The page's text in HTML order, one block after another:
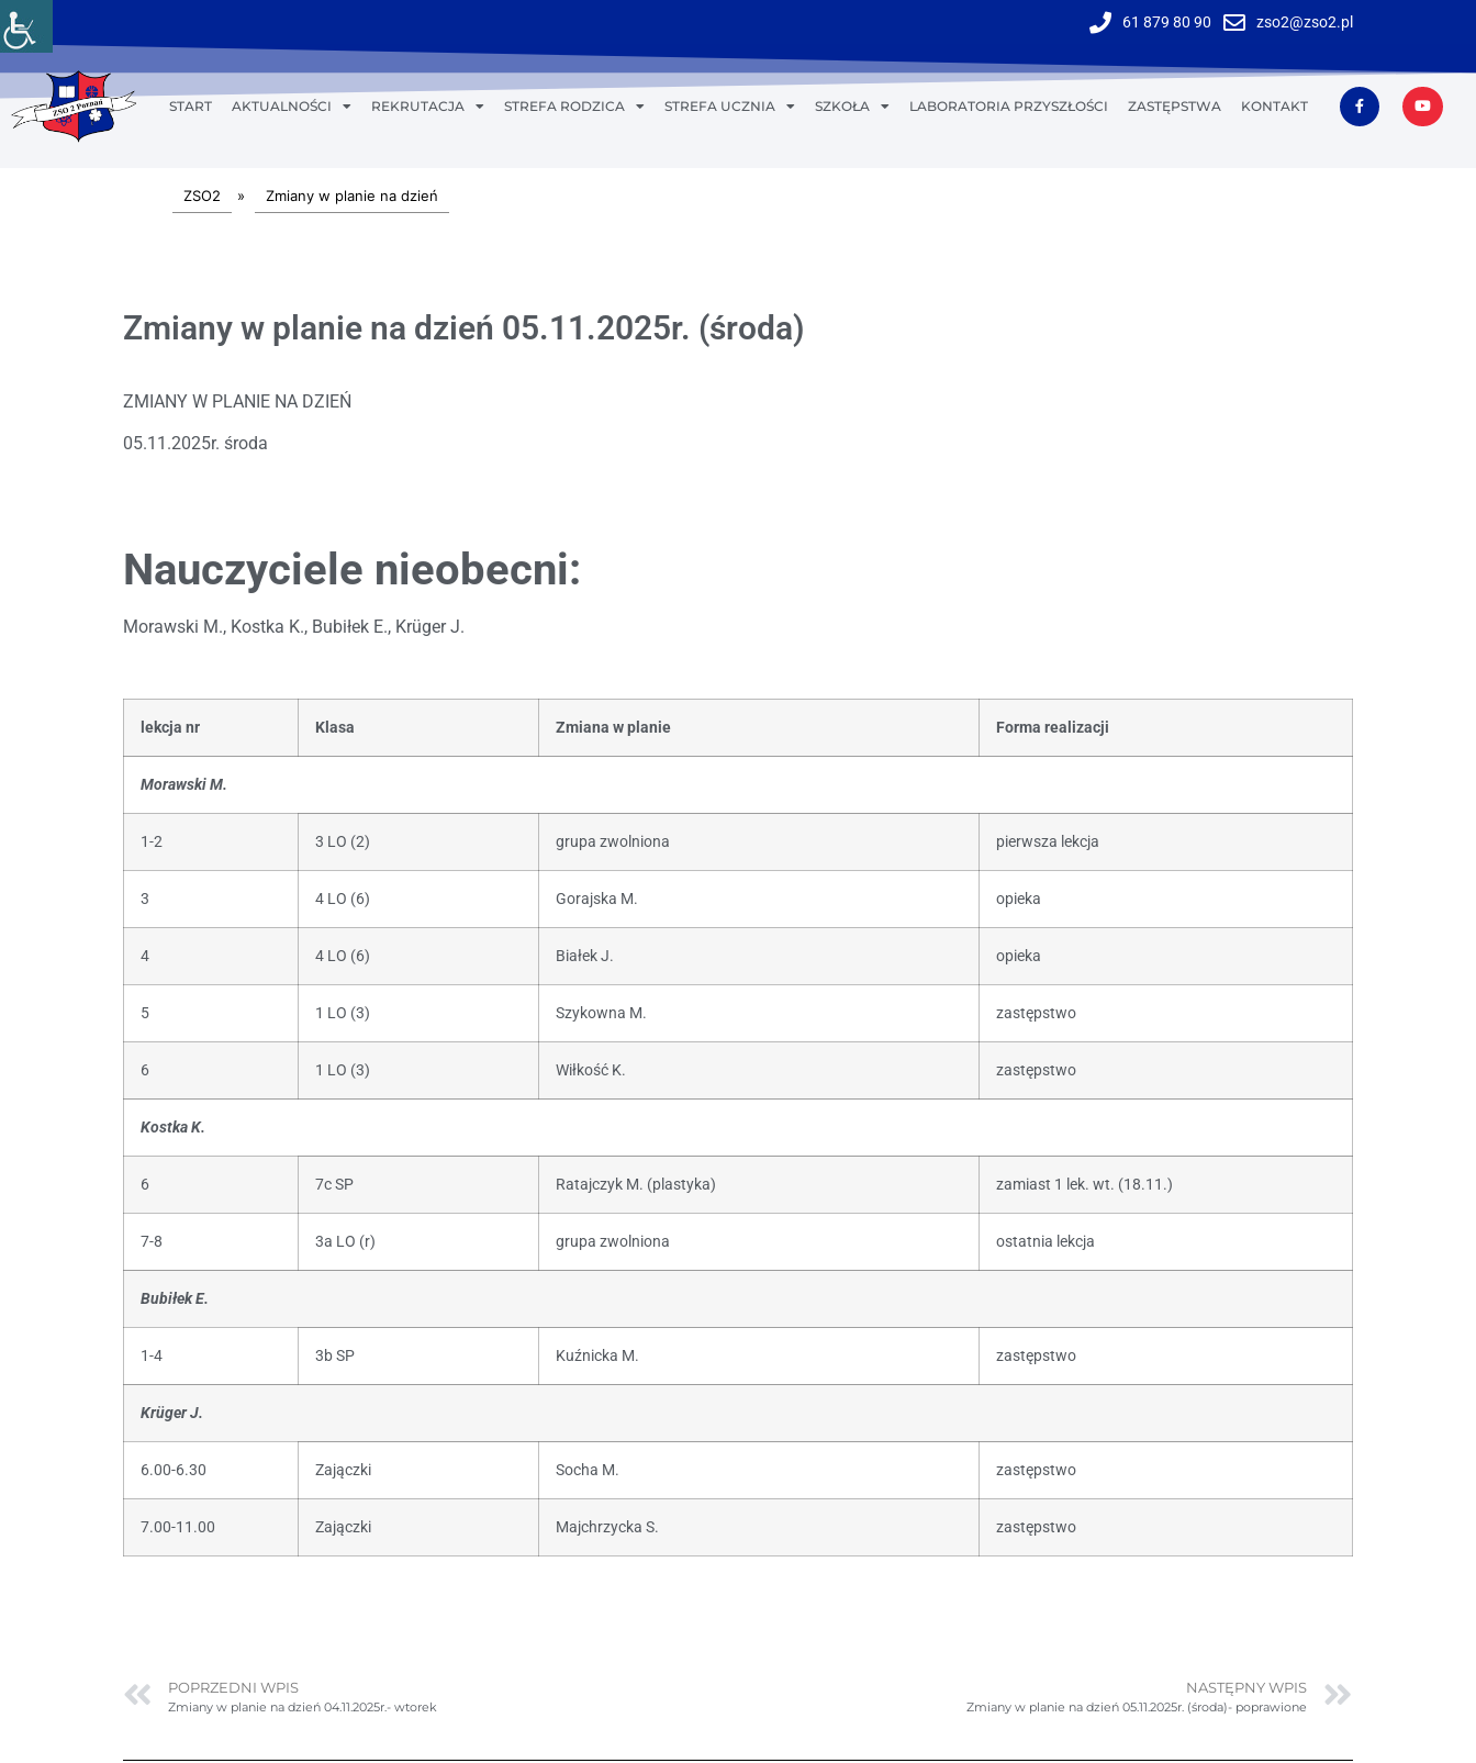
61 879 80 90 zso2@zso2.pl
START AKTUALNOŚCI REKRUTACJA STREFA RODZICA STREFA UCZNIA SZKOŁA LABORATORIA PRZYSZŁOŚCI ZASTĘPSTWA KONTAKT
ZSO2 » Zmiany w planie na dzień
Zmiany w planie na dzień 05.11.2025r. (środa)
ZMIANY W PLANIE NA DZIEŃ
05.11.2025r. środa
Nauczyciele nieobecni:
Morawski M., Kostka K., Bubiłek E., Krüger J.
lekcja nr Klasa Zmiana w planie Forma realizacji
Morawski M.
1-2 3 LO (2) grupa zwolniona pierwsza lekcja
3 4 LO (6) Gorajska M. opieka
4 4 LO (6) Białek J. opieka
5 1 LO (3) Szykowna M. zastępstwo
6 1 LO (3) Wiłkość K. zastępstwo
Kostka K.
6 7c SP Ratajczyk M. (plastyka) zamiast 1 lek. wt. (18.11.)
7-8 3a LO (r) grupa zwolniona ostatnia lekcja
Bubiłek E.
1-4 3b SP Kuźnicka M. zastępstwo
Krüger J.
6.00-6.30 Zajączki Socha M. zastępstwo
7.00-11.00 Zajączki Majchrzycka S. zastępstwo
POPRZEDNI WPIS
Zmiany w planie na dzień 04.11.2025r.- wtorek
NASTĘPNY WPIS
Zmiany w planie na dzień 05.11.2025r. (środa)- poprawione